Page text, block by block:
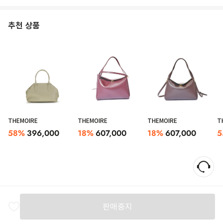
추천 상품
THEMOIRE
58% 396,000
THEMOIRE
18%607,000
THEMOIRE
18%607,000
판매중지